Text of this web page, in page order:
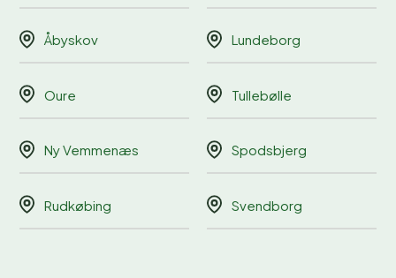
Åbyskov Lundeborg
Oure Tullebølle
Ny Vemmenæs Spodsbjerg
Rudkøbing Svendborg